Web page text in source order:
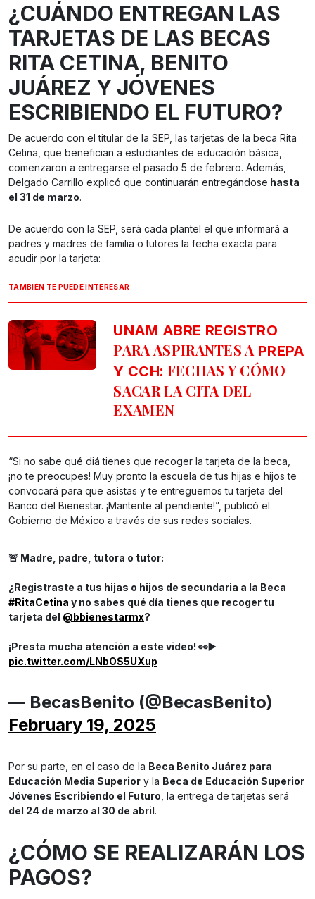
¿CUÁNDO ENTREGAN LAS
TARJETAS DE LAS BECAS
RITA CETINA, BENITO
JUÁREZ Y JÓVENES
ESCRIBIENDO EL FUTURO?
De acuerdo con el titular de la SEP, las tarjetas de la beca Rita
Cetina, que benefician a estudiantes de educación básica,
comenzaron a entregarse el pasado 5 de febrero. Además,
Delgado Carrillo explicó que continuarán entregándose hasta
el 31 de marzo.
De acuerdo con la SEP, será cada plantel el que informará a
padres y madres de familia o tutores la fecha exacta para
acudir por la tarjeta:
TAMBIÉN TE PUEDE INTERESAR
UNAM ABRE REGISTRO
PARA ASPIRANTES A PREPA
Y CCH: FECHAS Y CÓMO
SACAR LA CITA DEL
EXAMEN
“Si no sabe qué diá tienes que recoger la tarjeta de la beca,
¡no te preocupes! Muy pronto la escuela de tus hijas e hijos te
convocará para que asistas y te entreguemos tu tarjeta del
Banco del Bienestar. ¡Mantente al pendiente!”, publicó el
Gobierno de México a través de sus redes sociales.
🚨 Madre, padre, tutora o tutor:
¿Registraste a tus hijas o hijos de secundaria a la Beca
#RitaCetina y no sabes qué día tienes que recoger tu
tarjeta del @bbienestarmx?
¡Presta mucha atención a este video! 👀▶️
pic.twitter.com/LNbOS5UXup
— BecasBenito (@BecasBenito)
February 19, 2025
Por su parte, en el caso de la Beca Benito Juárez para
Educación Media Superior y la Beca de Educación Superior
Jóvenes Escribiendo el Futuro, la entrega de tarjetas será
del 24 de marzo al 30 de abril .
¿CÓMO SE REALIZARÁN LOS
PAGOS?